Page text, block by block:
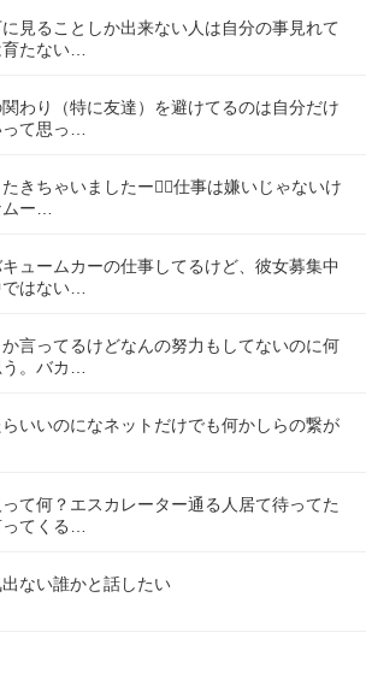
見ることしか出来ない人は自分の事見れて
たない…
わり（特に友達）を避けてるのは自分だけ
て思っ…
きちゃいましたー😮‍💨仕事は嫌いじゃないけ
ー…
ュームカーの仕事してるけど、彼女募集中
はない…
言ってるけどなんの努力もしてないのに何
。バカ…
いいのになネットだけでも何かしらの繋が
て何？エスカレーター通る人居て待ってた
てくる…
ない誰かと話したい